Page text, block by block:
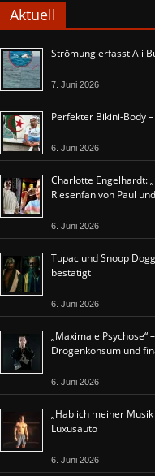
Aktuell
Strömung erfasst Ali
7. Juni 2026
Perfekter Bikini-Body
6. Juni 2026
Charlotte Engelhardt:
Riesenfan von Paul
6. Juni 2026
Tupac und Snoop
bestätigt
6. Juni 2026
„Maximale Psychose“
Drogenkonsum und
6. Juni 2026
„Hab ich meiner
Luxusauto
6. Juni 2026